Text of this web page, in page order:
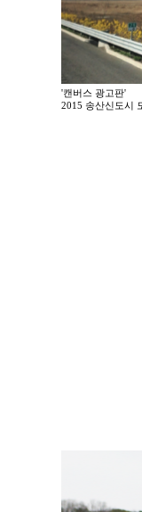
'캔버스 광고판'
2015 송산신도시